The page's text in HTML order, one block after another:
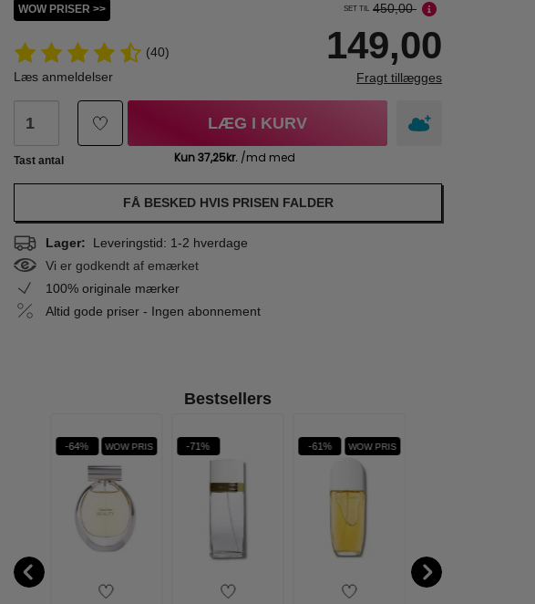
WOW PRISER >>
(40)
Læs anmeldelser
SET TIL 450,00
149,00
Fragt tillægges
Tast antal
LÆG I KURV
FÅ BESKED HVIS PRISEN FALDER
Lager: Leveringstid: 1-2 hverdage
Vi er godkendt af emærket
100% originale mærker
Altid gode priser - Ingen abonnement
Bestsellers
-64% WOW PRIS -71% -61% WOW PRIS